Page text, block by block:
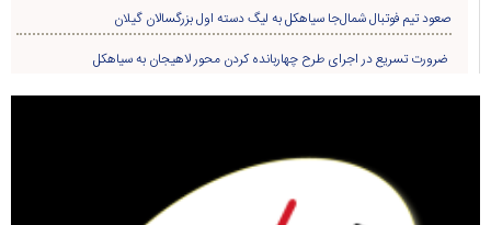
صعود تیم فوتبال شمال‌جا‌ سیاهکل به لیگ دسته اول بزرگسالان گیلان
ضرورت تسریع در اجرای طرح چهاربانده کردن محور لاهیجان به سیاهکل